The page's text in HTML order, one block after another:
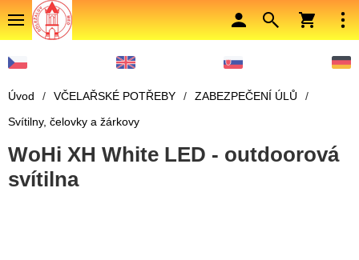
Úvod / VČELAŘSKÉ POTŘEBY / ZABEZPEČENÍ ÚLŮ
/
Svítilny, čelovky a žárkovy
WoHi XH White LED - outdoorová
svítilna